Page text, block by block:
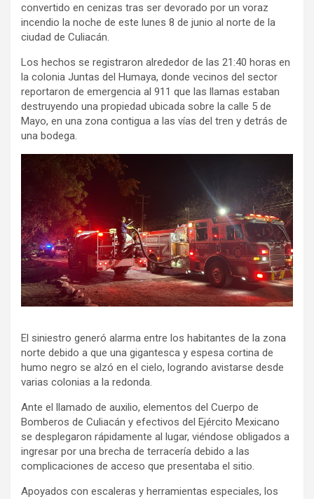
convertido en cenizas tras ser devorado por un voraz
incendio la noche de este lunes 8 de junio al norte de la
ciudad de Culiacán.
Los hechos se registraron alrededor de las 21:40 horas en
la colonia Juntas del Humaya, donde vecinos del sector
reportaron de emergencia al 911 que las llamas estaban
destruyendo una propiedad ubicada sobre la calle 5 de
Mayo, en una zona contigua a las vías del tren y detrás de
una bodega.
El siniestro generó alarma entre los habitantes de la zona
norte debido a que una gigantesca y espesa cortina de
humo negro se alzó en el cielo, logrando avistarse desde
varias colonias a la redonda.
Ante el llamado de auxilio, elementos del Cuerpo de
Bomberos de Culiacán y efectivos del Ejército Mexicano
se desplegaron rápidamente al lugar, viéndose obligados a
ingresar por una brecha de terracería debido a las
complicaciones de acceso que presentaba el sitio.
Apoyados con escaleras y herramientas especiales, los